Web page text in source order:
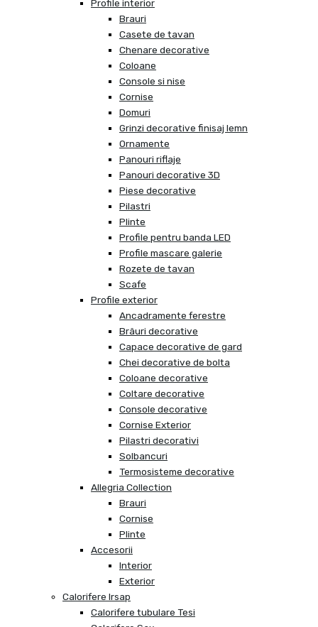
Profile interior
Brauri
Casete de tavan
Chenare decorative
Coloane
Console si nise
Cornise
Domuri
Grinzi decorative finisaj lemn
Ornamente
Panouri riflaje
Panouri decorative 3D
Piese decorative
Pilastri
Plinte
Profile pentru banda LED
Profile mascare galerie
Rozete de tavan
Scafe
Profile exterior
Ancadramente ferestre
Brâuri decorative
Capace decorative de gard
Chei decorative de bolta
Coloane decorative
Coltare decorative
Console decorative
Cornise Exterior
Pilastri decorativi
Solbancuri
Termosisteme decorative
Allegria Collection
Brauri
Cornise
Plinte
Accesorii
Interior
Exterior
Calorifere Irsap
Calorifere tubulare Tesi